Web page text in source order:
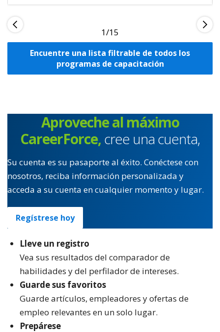
1
Encuentre una lista filtrable de todos los
programas de capacitación
Aproveche al máximo
CareerForce, cree una cuenta,
Su cuenta es su pasaporte al éxito. Conéctese con
nosotros, reciba información personalizada y
acceda a su cuenta en cualquier momento y lugar.
Regístrese hoy
Lleve un registro
Vea sus resultados del comparador de
habilidades y del perfilador de intereses.
Guarde sus favoritos
Guarde artículos, empleadores y ofertas de
empleo relevantes en un solo lugar.
Prepárese